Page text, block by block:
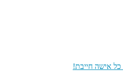
אישה חייבת!